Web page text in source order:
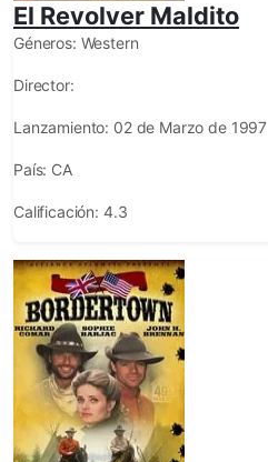
El Revolver Maldito
Géneros: Western
Director:
Lanzamiento: 02 de Marzo de 1997
País: CA
Calificación: 4.3